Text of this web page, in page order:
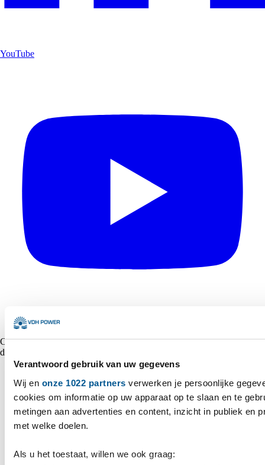
Verantwoord gebruik van uw gegevens
Wij en onze 1022 partners verwerken je persoonlijke
cookies om informatie op uw apparaat op te slaan en te
metingen aan advertenties en content, inzicht in publiek en
met welke doelen.
Als u het toestaat, willen we ook graag:
YouTube
Copyright © 2026 VDH Power Alle rechten voorbehouden - Gemaakt
door